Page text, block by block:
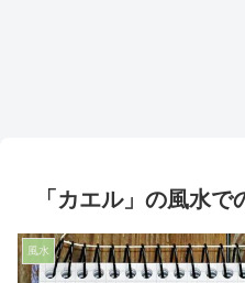
「カエル」の風水で
風水